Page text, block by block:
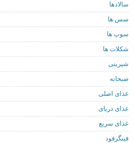
سالادها
سس ها
سوپ ها
شکلات ها
شیرینی
صبحانه
غذای اصلی
غذای دریای
غذای سریع
فینگرفود